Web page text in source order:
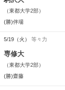
（東都大学2部）
(勝)伴場
5/19（火） 等々力
専修大
（東都大学2部）
(勝)齋藤